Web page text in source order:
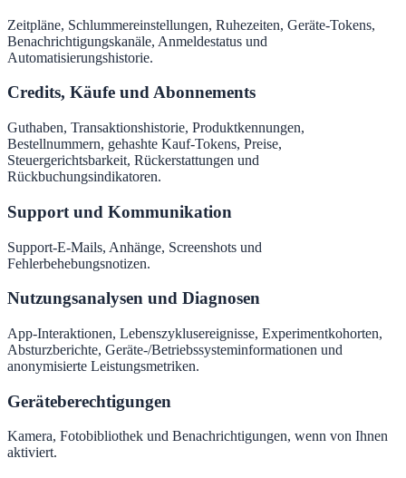
Zeitpläne, Schlummereinstellungen, Ruhezeiten, Geräte-Tokens,
Benachrichtigungskanäle, Anmeldestatus und
Automatisierungshistorie.
Credits, Käufe und Abonnements
Guthaben, Transaktionshistorie, Produktkennungen,
Bestellnummern, gehashte Kauf-Tokens, Preise,
Steuergerichtsbarkeit, Rückerstattungen und
Rückbuchungsindikatoren.
Support und Kommunikation
Support-E-Mails, Anhänge, Screenshots und
Fehlerbehebungsnotizen.
Nutzungsanalysen und Diagnosen
App-Interaktionen, Lebenszyklusereignisse, Experimentkohorten,
Absturzberichte, Geräte-/Betriebssysteminformationen und
anonymisierte Leistungsmetriken.
Geräteberechtigungen
Kamera, Fotobibliothek und Benachrichtigungen, wenn von Ihnen
aktiviert.